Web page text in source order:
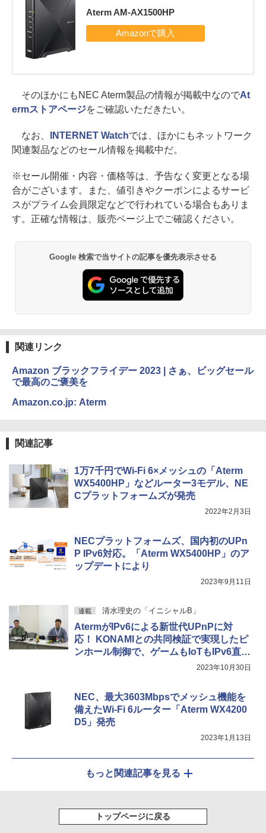
Aterm AM-AX1500HP
そのほかにもNEC Aterm製品の情報が掲載中なのでAt
ermストアページをご確認いただきたい。
なお、 INTERNET Watchでは、ほかにもネットワーク
関連製品などのセール情報を掲載中だ。
※セール開催・内容・価格等は、予告なく変更となる場
合がございます。また、値引きやクーポンによるサービ
スがプライム会員限定などで行われている場合もありま
す。正確な情報は、販売ページ上でご確認ください。
Google 検索で当サイトの記事を優先表示させる
関連リンク
Amazon ブラックフライデー 2023 | さぁ、ビッグセール
で最高のご褒美を
Amazon.co.jp: Aterm
関連記事
1万7千円でWi-Fi 6×メッシュの「Aterm
WX5400HP」などルーター3モデル、NE
Cプラットフォームズが発売
2022年2月3日
NECプラットフォームズ、国内初のUPn
P IPv6対応。「Aterm WX5400HP」のア
ップデートにより
2023年9月11日
連載 清水理史の「イニシャルB」
AtermがIPv6による新世代UPnPに対
応！ KONAMIとの共同検証で実現したピ
ンホール制御で、ゲームもIoTもIPv6直接
2023年10月30日
NEC、最大3603Mbpsでメッシュ機能を
備えたWi-Fi 6ルーター「Aterm WX4200
D5」発売
2023年1月13日
もっと関連記事を見る
トップページに戻る